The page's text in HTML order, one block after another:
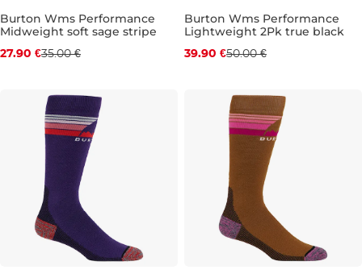
Zľava -20 %
Burton Wms Performance
Midweight soft sage stripe
27.90 €35.00 €
Zľava -20 %
Burton Wms Performance
Lightweight 2Pk true black
39.90 €50.00 €